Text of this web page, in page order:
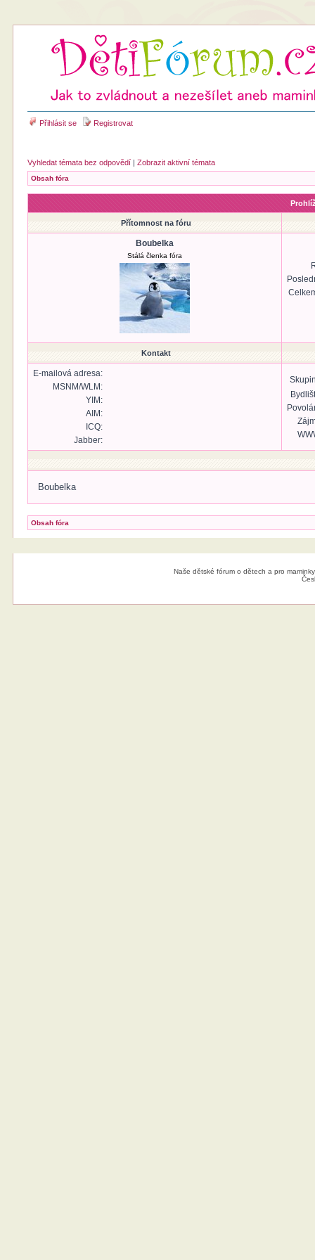
Přihlásit se Registrovat
Vyhledat témata bez odpovědí |Zobrazit aktivní témata
Obsah fóra
Přítomnost na fóru
Boubelka
Stálá členka fóra
Kontakt
E-mailová adresa:
MSNM/WLM:
YIM:
AIM:
ICQ:
Jabber:
Boubelka
Obsah fóra
Naše dětské fórum o dětech a pro